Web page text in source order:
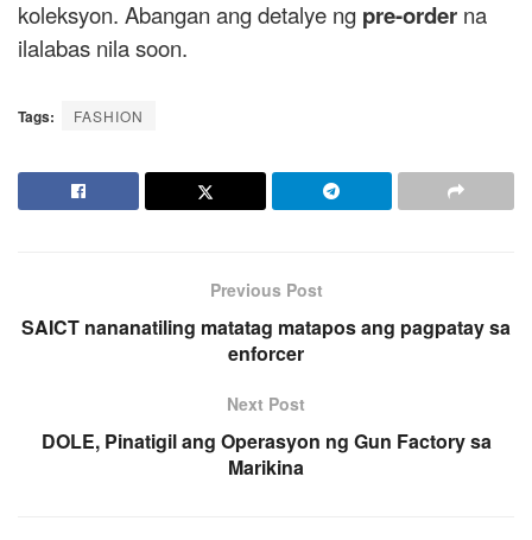
koleksyon. Abangan ang detalye ng pre-order na
ilalabas nila soon.
Tags: FASHION
Previous Post
SAICT nananatiling matatag matapos ang pagpatay sa
enforcer
Next Post
DOLE, Pinatigil ang Operasyon ng Gun Factory sa
Marikina